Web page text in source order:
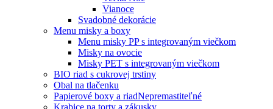
Vianoce
Svadobné dekorácie
Menu misky a boxy
Menu misky PP s integrovaným viečkom
Misky na ovocie
Misky PET s integrovaným viečkom
BIO riad s cukrovej trstiny
Obal na tlačenku
Papierové boxy a riadNepremastiteľné
Krabice na torty a zákusky